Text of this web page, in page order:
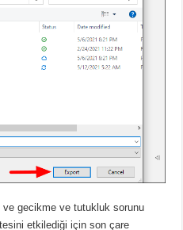
gecikme ve tutukluk sorunu
etkilediği için son çare